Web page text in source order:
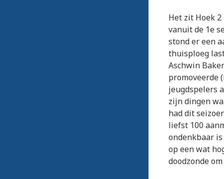
Het zit Hoek
vanuit de 1e
stond er een
thuisploeg
Aschwin
promoveerde
jeugdspelers
zijn dingen
had dit
liefst 100
ondenkbaar
op een wat
doodzonde